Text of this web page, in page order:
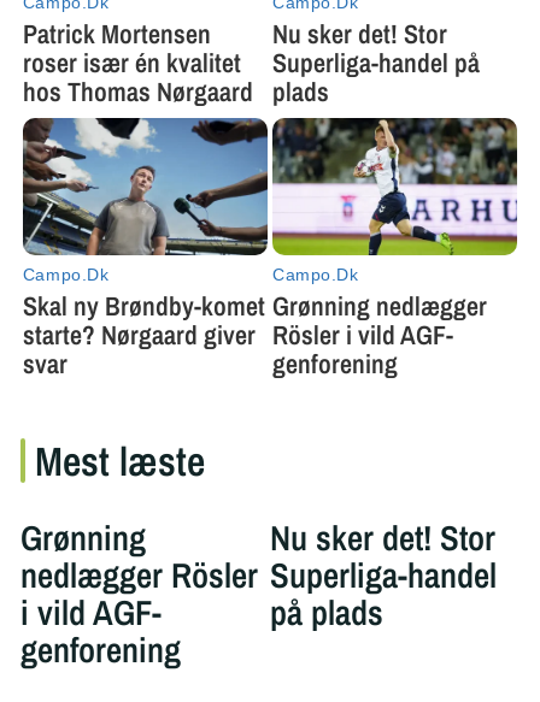
Mest læste
Grønning
nedlægger Rösler
i vild AGF-
genforening
Nu sker det! Stor
Superliga-handel
på plads